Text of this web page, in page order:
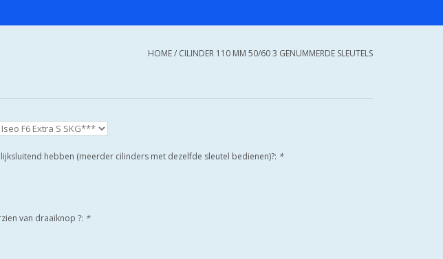
HOME/ CILINDER 110 MM 50/60 3 GENUMMERDE SLEUTELS
hebben (meerder cilinders met dezelfde sleutel bedienen)?: *
van draaiknop ?: *